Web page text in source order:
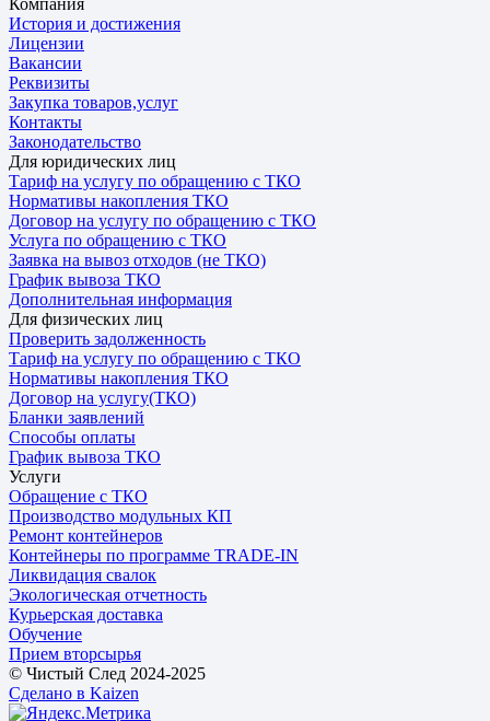
История и достижения
Лицензии
Вакансии
Реквизиты
Закупка товаров,услуг
Контакты
Законодательство
Для юридических лиц
Тариф на услугу по обращению с ТКО
Нормативы накопления ТКО
Договор на услугу по обращению с ТКО
Услуга по обращению с ТКО
Заявка на вывоз отходов (не ТКО)
График вывоза ТКО
Дополнительная информация
Для физических лиц
Проверить задолженность
Тариф на услугу по обращению с ТКО
Нормативы накопления ТКО
Договор на услугу(ТКО)
Бланки заявлений
Способы оплаты
График вывоза ТКО
Услуги
Обращение с ТКО
Производство модульных КП
Ремонт контейнеров
Контейнеры по программе TRADE-IN
Ликвидация свалок
Экологическая отчетность
Курьерская доставка
Обучение
Прием вторсырья
© Чистый След 2024-2025
Сделано в Kaizen